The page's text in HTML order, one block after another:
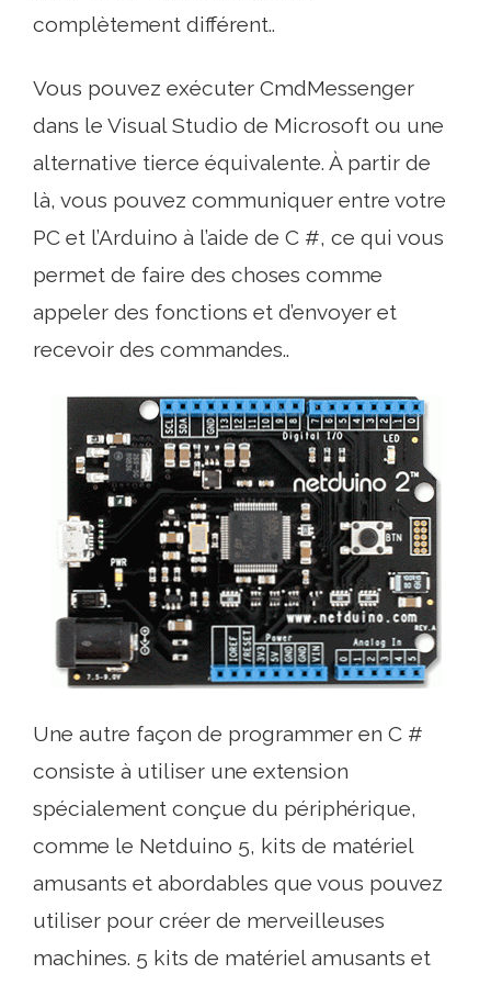
complètement différent..
Vous pouvez exécuter CmdMessenger
dans le Visual Studio de Microsoft ou une
alternative tierce équivalente. À partir de
là, vous pouvez communiquer entre votre
PC et l’Arduino à l’aide de C #, ce qui vous
permet de faire des choses comme
appeler des fonctions et d’envoyer et
recevoir des commandes..
Une autre façon de programmer en C #
consiste à utiliser une extension
spécialement conçue du périphérique,
comme le Netduino 5, kits de matériel
amusants et abordables que vous pouvez
utiliser pour créer de merveilleuses
machines. 5 kits de matériel amusants et